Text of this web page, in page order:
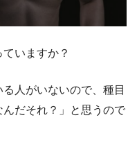
いますか？
人がいないので、種目
だそれ？」と思うので